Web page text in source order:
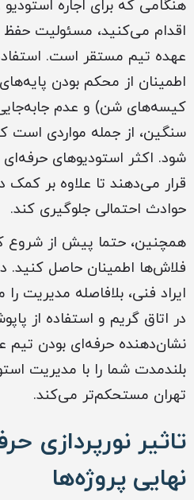
هنگامی که برای اجاره
اقدام می‌کنید، مسئولیت حفظ
عهده تیم مستقر است.
اطمینان از محکم بودن پایه‌های
کیسه‌های شن) و عدم
سنگین، از جمله مواردی است
شود. اکثر استودیوهای حرفه‌ای
قرار می‌دهند تا علاوه بر کمک
حوادث احتمالی جلوگیری کند.
همچنین، حتما پیش از شروع
فلاش‌ها اطمینان حاصل کنید.
ایراد فنی، بلافاصله مدیریت
در اتاق گریم و استفاده از
نشان‌دهنده حرفه‌ای بودن
بلندمدت شما را با مدیریت
تهران مستحکم‌تر می‌کند.
تاثیر نورپردازی
نهایی پروژه‌ها